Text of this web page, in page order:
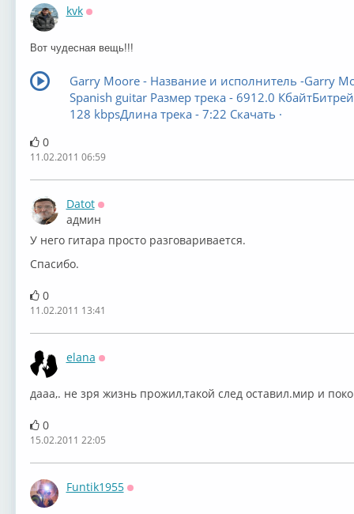
kvk
Вот чудесная вещь!!!
Garry Moore - Название и исполнитель -Garry
Spanish guitar Размер трека - 6912.0
128 kbpsДлина трека - 7:22 Скачать ·
0
11.02.2011 06:59
Datot
Оффлайн
админ
У него гитара просто разговаривается.
Спасибо.
0
11.02.2011 13:41
elana
дaaa,. не зря жизнь прожил,такой след оставил.мир и
0
15.02.2011 22:05
Funtik1955